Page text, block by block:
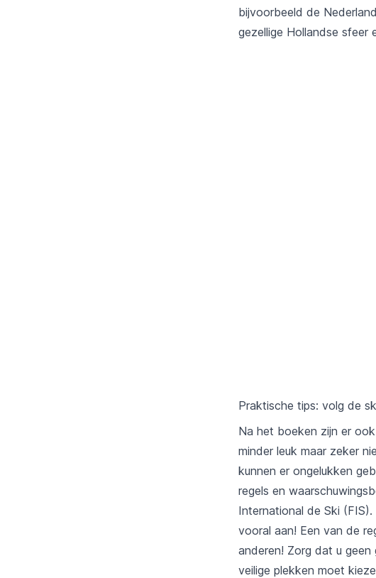
bijvoorbeeld de
gezellige Hollandse sfeer
Praktische tips: volg de
Na het boeken zijn er
minder leuk maar zeker
kunnen er ongelukken
regels en
International de Ski
vooral aan! Een van de
anderen! Zorg dat u
veilige plekken moet